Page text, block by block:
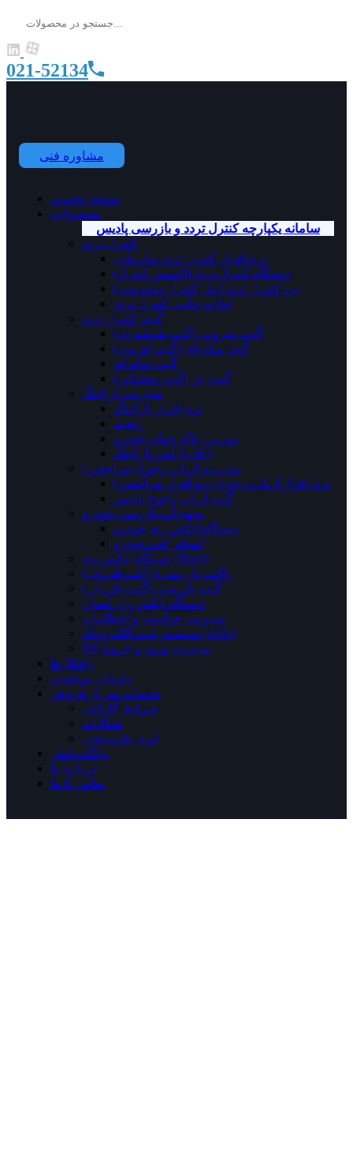
021-52134
مشاوره فنی
صفحه نخست
محصولات
سامانه یکپارچه کنترل تردد و بازرسی پادیس
کنترل تردد
نرم افزار کنترل تردد سازمانی
دستگاه کنترل تردد (اکسس کنترل)
برد کنترل تردد (پنل کنترل دسترسی)
لوازم جانبی کنترل تردد
گیت کنترل تردد
گیت مترویی (گیت شیشه ای)
گیت میله ای (گیت اهرمی)
گیت تمام قد
گیت بار (گیت معلولین)
مدیریت پارکینگ
نرم افزار پارکینگ
راهبند
دوربین پلاک خوان خودرو
آنتن پارکینگ (UHF)
مدیریت ارباب رجوع (مراجعین)
نرم افزار ارباب رجوع (نرم افزار مراجعین)
گیت ارباب رجوع پادیس
تجهیزات بازرسی خودرو
دستگاه ایکس ری خودرو
اسکنر کف خودرو
دستگاه ایکس ری (Xray)
راکت بازرسی (راکت فلزیاب)
گیت بازرسی (گیت فلزیاب)
دستگاه ایکس ری انسان
مدیریت حراست و انتظامات
سیستم بلیت الکترونیک (AFC)
مدیریت ورود و خروج کالا
راهکارها
داستان موفقیت
خدمات پس از فروش
شرایط گارانتی
شکایات
فرم نظرسنجی
پایگاه دانش
درباره ما
تماس با ما